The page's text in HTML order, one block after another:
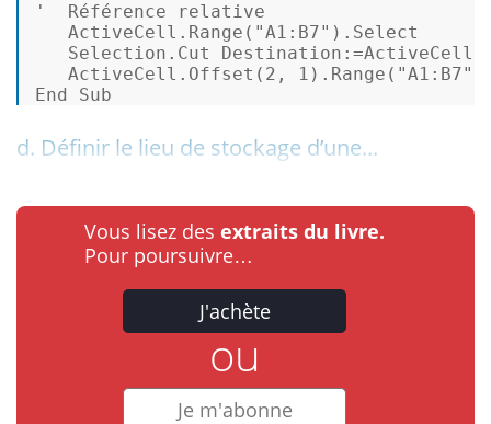
'  Référence relative
ActiveCell.Range( "A1:B7" ). Select
Selection.Cut
ActiveCell.Offset( 2 , 1 ).Range( "A1:B7"
End
Sub
d. Définir le lieu de stockage d’une...
Vous lisez des extraits du livre.
Pour poursuivre…
J'achète
ou
Je m'abonne